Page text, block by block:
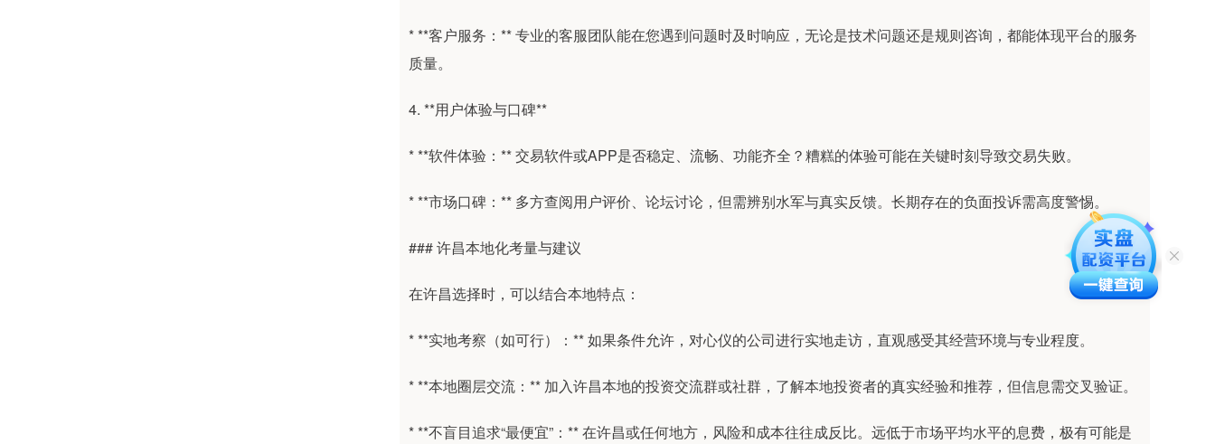
* **客户服务：** 专业的客服团队能在您遇到问题时及时响应，无论是技术问题还是规则咨询，都能体现平台的服务
质量。
4. **用户体验与口碑**
* **软件体验：** 交易软件或APP是否稳定、流畅、功能齐全？糟糕的体验可能在关键时刻导致交易失败。
* **市场口碑：** 多方查阅用户评价、论坛讨论，但需辨别水军与真实反馈。长期存在的负面投诉需高度警惕。
### 许昌本地化考量与建议
在许昌选择时，可以结合本地特点：
* **实地考察（如可行）：** 如果条件允许，对心仪的公司进行实地走访，直观感受其经营环境与专业程度。
* **本地圈层交流：** 加入许昌本地的投资交流群或社群，了解本地投资者的真实经验和推荐，但信息需交叉验证。
* **不盲目追求“最便宜”：** 在许昌或任何地方，风险和成本往往成反比。远低于市场平均水平的息费，极有可能是